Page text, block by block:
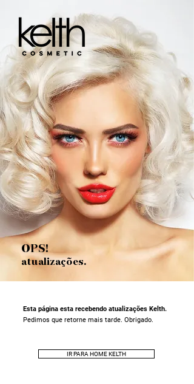
OPS!
atualizações.
Esta página esta recebendo atualizações Kelth.
Pedimos que retorne mais tarde. Obrigado.
IR PARA HOME KELTH